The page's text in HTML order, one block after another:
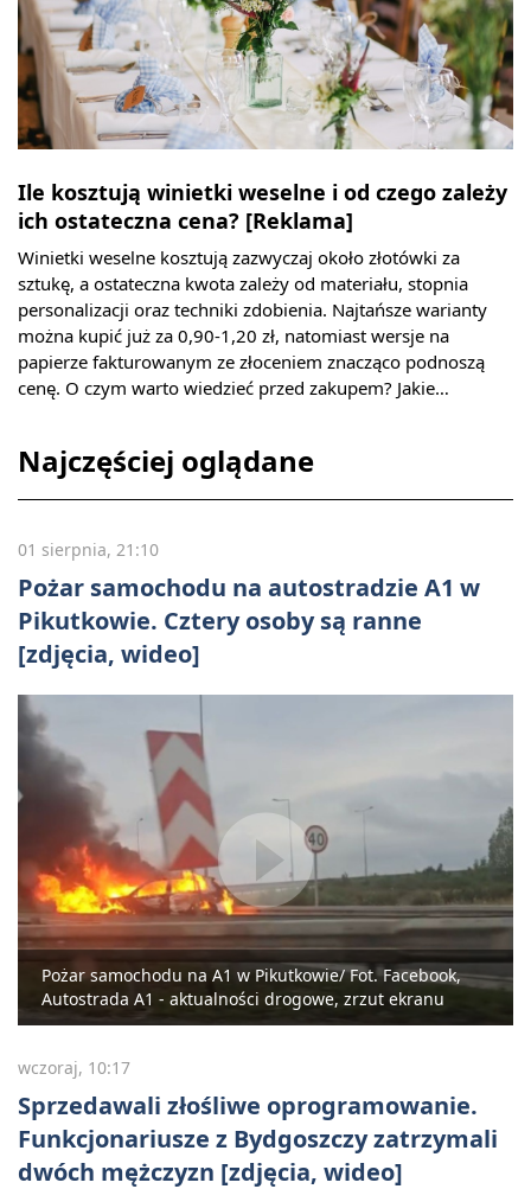
Ile kosztują winietki weselne i od czego zależy
ich ostateczna cena? [Reklama]
Winietki weselne kosztują zazwyczaj około złotówki za
sztukę, a ostateczna kwota zależy od materiału, stopnia
personalizacji oraz techniki zdobienia. Najtańsze warianty
można kupić już za 0,90-1,20 zł, natomiast wersje na
papierze fakturowanym ze złoceniem znacząco podnoszą
cenę. O czym warto wiedzieć przed zakupem? Jakie…
Najczęściej oglądane
01 sierpnia, 21:10
Pożar samochodu na autostradzie A1 w
Pikutkowie. Cztery osoby są ranne
[zdjęcia, wideo]
Pożar samochodu na A1 w Pikutkowie/ Fot. Facebook,
Autostrada A1 - aktualności drogowe, zrzut ekranu
wczoraj, 10:17
Sprzedawali złośliwe oprogramowanie.
Funkcjonariusze z Bydgoszczy zatrzymali
dwóch mężczyzn [zdjęcia, wideo]